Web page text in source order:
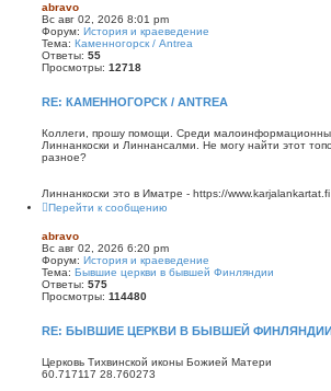
abravo
Вс авг 02, 2026 8:01 pm
Форум: История и краеведение
Тема: Каменногорск / Antrea
Ответы: 55
Просмотры: 12718
RE: КАМЕННОГОРСК / ANTREA
Коллеги, прошу помощи. Среди
Линнанкоски и Линнансалми. Не могу найти этот
разное?
Линнанкоски это в Иматре - https://www.karjalankartat.fi
Перейти к сообщению
abravo
Вс авг 02, 2026 6:20 pm
Форум: История и краеведение
Тема: Бывшие церкви в бывшей Финляндии
Ответы: 575
Просмотры: 114480
RE: БЫВШИЕ ЦЕРКВИ В БЫВШЕЙ
Церковь Тихвинской иконы Божией Матери
60.717117 28.760273